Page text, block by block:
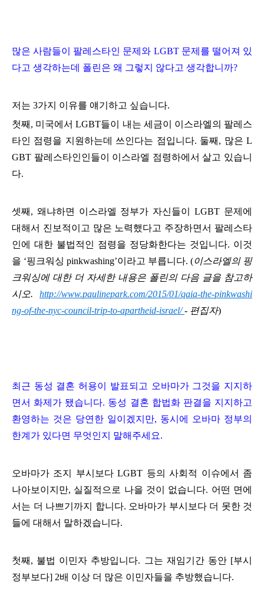
많은 사람들이 팔레스타인 문제와 LGBT 문제를 떨어져 있
다고 생각하는데 폴린은 왜 그렇지 않다고 생각합니까?
저는 3가지 이유를 얘기하고 싶습니다.
첫째, 미국에서 LGBT들이 내는 세금이 이스라엘의 팔레스
타인 점령을 지원하는데 쓰인다는 점입니다. 둘째, 많은 L
GBT 팔레스타인인들이 이스라엘 점령하에서 살고 있습니
다.
셋째, 왜냐하면 이스라엘 정부가 자신들이 LGBT 문제에
대해서 진보적이고 많은 노력했다고 주장하면서 팔레스타
인에 대한 불법적인 점령을 정당화한다는 것입니다. 이것
을 ‘핑크워싱 pinkwashing’이라고 부릅니다. (이스라엘의 핑
크워싱에 대한 더 자세한 내용은 폴린의 다음 글을 참고하
시오. http://www.paulinepark.com/2015/01/qaia-the-pinkwashi
ng-of-the-nyc-council-trip-to-apartheid-israel/- 편집자)
최근 동성 결혼 허용이 발표되고 오바마가 그것을 지지하
면서 화제가 됐습니다. 동성 결혼 합법화 판결을 지지하고
환영하는 것은 당연한 일이겠지만, 동시에 오바마 정부의
한계가 있다면 무엇인지 말해주세요.
오바마가 조지 부시보다 LGBT 등의 사회적 이슈에서 좀
나아보이지만, 실질적으로 나을 것이 없습니다. 어떤 면에
서는 더 나쁘기까지 합니다. 오바마가 부시보다 더 못한 것
들에 대해서 말하겠습니다.
첫째, 불법 이민자 추방입니다. 그는 재임기간 동안 [부시
정부보다] 2배 이상 더 많은 이민자들을 추방했습니다.